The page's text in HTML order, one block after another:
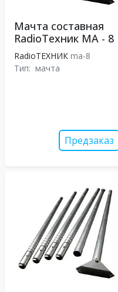
Мачта составная
RadioТехник МА - 8
RadioТЕХНИК ma-8
Тип: мачта
Предзаказ